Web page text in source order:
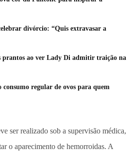
divórcio: “Quis extravasar a
ao ver Lady Di admitir traição na
consumo regular de ovos para quem
ser realizado sob a supervisão médica,
o aparecimento de hemorroidas. A